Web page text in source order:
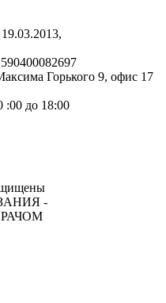
Горького 9, офис 17
до 18:00
-